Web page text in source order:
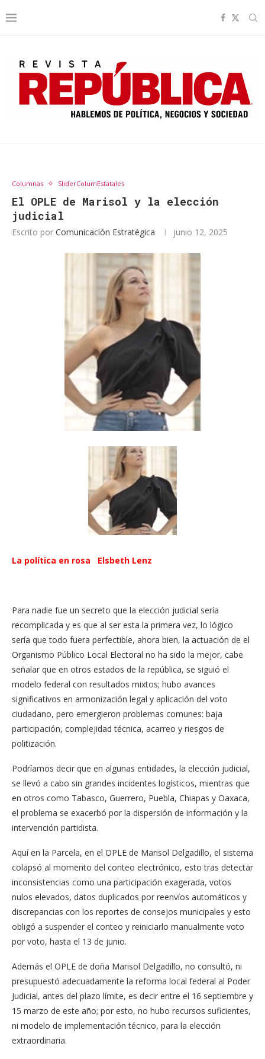
Columnas SliderColumEstatales
El OPLE de Marisol y la elección
judicial
Escrito por Comunicación Estratégica junio 12, 2025
La política en rosa Elsbeth Lenz
Para nadie fue un secreto que la elección judicial sería
recomplicada y es que al ser esta la primera vez, lo lógico
sería que todo fuera perfectible, ahora bien, la actuación de el
Organismo Público Local Electoral no ha sido la mejor, cabe
señalar que en otros estados de la república, se siguió el
modelo federal con resultados mixtos; hubo avances
significativos en armonización legal y aplicación del voto
ciudadano, pero emergieron problemas comunes: baja
participación, complejidad técnica, acarreo y riesgos de
politización.
Podríamos decir que en algunas entidades, la elección judicial,
se llevó a cabo sin grandes incidentes logísticos, mientras que
en otros como Tabasco, Guerrero, Puebla, Chiapas y Oaxaca,
el problema se exacerbó por la dispersión de información y la
intervención partidista.
Aquí en la Parcela, en el OPLE de Marisol Delgadillo, el sistema
colapsó al momento del conteo electrónico, esto tras detectar
inconsistencias como una participación exagerada, votos
nulos elevados, datos duplicados por reenvíos automáticos y
discrepancias con los reportes de consejos municipales y esto
obligó a suspender el conteo y reiniciarlo manualmente voto
por voto, hasta el 13 de junio.
Además el OPLE de doña Marisol Delgadillo, no consultó, ni
presupuestó adecuadamente la reforma local federal al Poder
Judicial, antes del plazo límite, es decir entre el 16 septiembre y
15 marzo de este año; por esto, no hubo recursos suficientes,
ni modelo de implementación técnico, para la elección
extraordinaria.